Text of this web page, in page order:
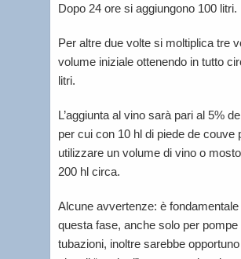
Dopo 24 ore si aggiungono 100 litri.
Per altre due volte si moltiplica tre
volume iniziale ottenendo in tutto
litri.
L’aggiunta al vino sarà pari al 5%
per cui con 10 hl di piede de couve
utilizzare un volume di vino o
200 hl circa.
Alcune avvertenze: è fondamentale
questa fase, anche solo per pompe
tubazioni, inoltre sarebbe